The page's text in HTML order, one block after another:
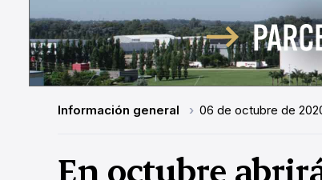
Información general 06 de octubre de
En octubre